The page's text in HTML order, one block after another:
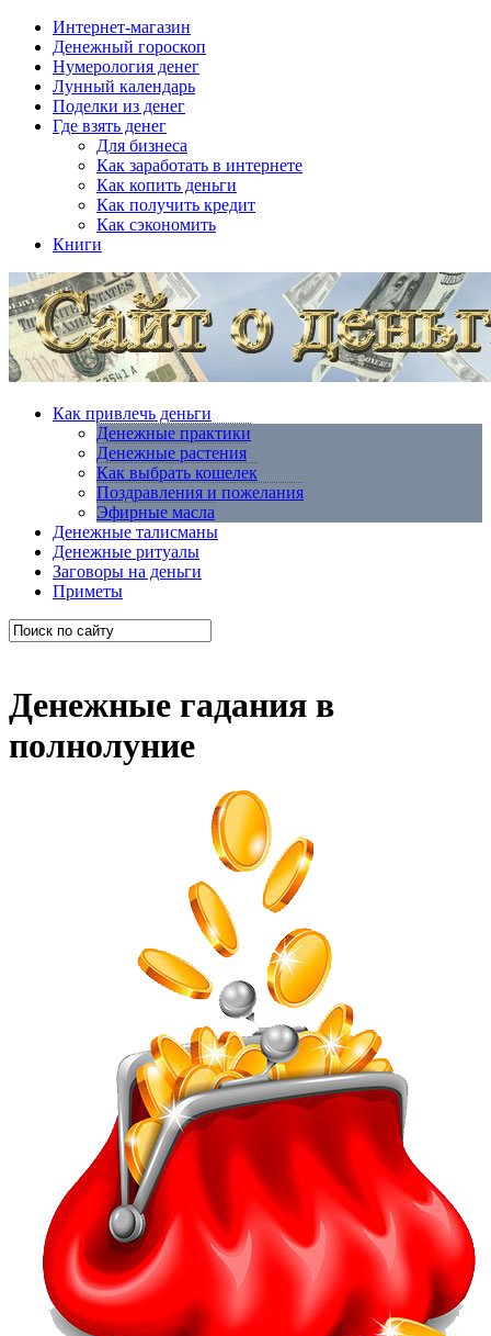
Интернет-магазин
Денежный гороскоп
Нумерология денег
Лунный календарь
Поделки из денег
Где взять денег
Для бизнеса
Как заработать в интернете
Как копить деньги
Как получить кредит
Как сэкономить
Книги
Как привлечь деньги
Денежные практики
Денежные растения
Как выбрать кошелек
Поздравления и пожелания
Эфирные масла
Денежные талисманы
Денежные ритуалы
Заговоры на деньги
Приметы
Денежные гадания в
полнолуние